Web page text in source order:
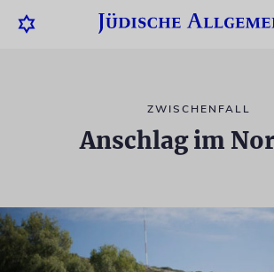
ZWISCHENFALL
Anschlag im